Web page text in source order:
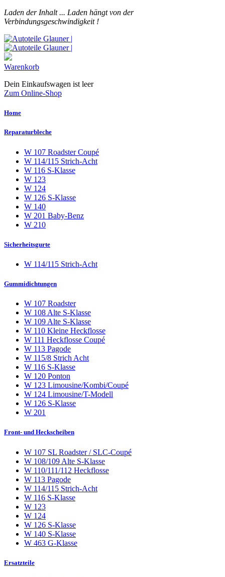
Laden der Inhalt ... Laden hängt von der
Verbindungsgeschwindigkeit !
Warenkorb
Dein Einkaufswagen ist leer
Zum Online-Shop
Home
Reparaturbleche
W 107 Roadster Coupé
W 114/115 Strich-Acht
W 116 S-Klasse
W 123
W 124
W 126 S-Klasse
W 140
W 201 Baby-Benz
W 210
Sicherheitsgurte
W 114/115 Strich-Acht
Gummidichtungen
W 107 Roadster
W 108 Alte S-Klasse
W 109 Alte S-Klasse
W 110 Kleine Heckflosse
W 111 Heckflosse Coupé
W 113 Pagode
W 115/8 Strich Acht
W 116 S-Klasse
W 120 Ponton
W 123 Limousine/Kombi/Coupé
W 124 Limousine/T-Modell
W 126 S-Klasse
W 201
Front- und Heckscheiben
W 107 SL Roadster / SLC-Coupé
W 108/109 Alte S-Klasse
W 110/111/112 Heckflosse
W 113 Pagode
W 114/115 Strich-Acht
W 116 S-Klasse
W 123
W 124
W 126 S-Klasse
W 140 S-Klasse
W 463 G-Klasse
Ersatzteile